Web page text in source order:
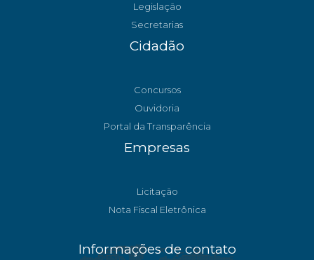
Legislação
Secretarias
Cidadão
Concursos
Ouvidoria
Portal da Transparência
Empresas
Licitação
Nota Fiscal Eletrônica
Informações de contato